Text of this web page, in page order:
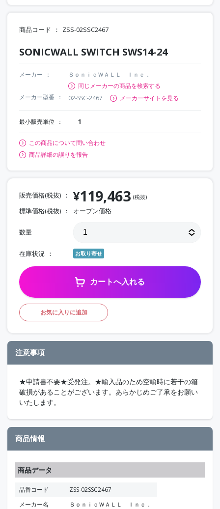
商品コード ZSS-02SSC2467
SONICWALL SWITCH SWS14-24
メーカー
ＳｏｎｉｃＷＡＬＬ Ｉｎｃ．
同じメーカーの商品を検索する
メーカー型番
02-SSC-2467 メーカーサイトを見る
最小販売単位 1
この商品について問い合わせ
商品詳細の誤りを報告
販売価格(税抜) ¥119,463 (税抜)
標準価格(税抜) オープン価格
数量
在庫状況 お取り寄せ
カートへ入れる
お気に入りに追加
注意事項
★申請書不要★受発注。★輸入品のため空輸時に若干の箱
破損があることがございます。あらかじめご了承をお願い
いたします。
商品情報
商品データ
品番コード
ZSS-02SSC2467
メーカー名
ＳｏｎｉｃＷＡＬＬ Ｉｎｃ．